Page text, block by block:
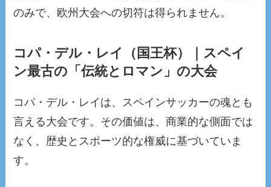
のみで、欧州大会への切符は得られません。
コパ・デル・レイ（国王杯）｜スペイ
ン最古の「伝統とロマン」の大会
コパ・デル・レイは、スペインサッカーの魂とも
言える大会です。その価値は、商業的な側面では
なく、歴史とスポーツ的な権威に基づいていま
す。